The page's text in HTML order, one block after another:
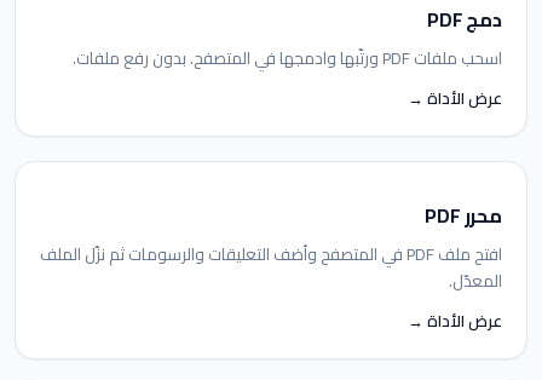
دمج PDF
اسحب ملفات PDF ورتّبها وادمجها في المتصفح. بدون رفع ملفات.
عرض الأداة →
محرر PDF
افتح ملف PDF في المتصفح وأضف التعليقات والرسومات ثم نزّل الملف
المعدّل.
عرض الأداة →